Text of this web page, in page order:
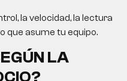
la velocidad, la lectura
que asume tu equipo.
LA